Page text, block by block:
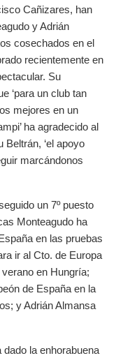
Cañizares, han
y Adrián
cosechados en el
recientemente en
Su
‘para un club tan
mejores en un
ha agradecido al
‘el apoyo
marcándonos
un 7º puesto
Monteagudo ha
en las pruebas
ir al Cto. de Europa
en Hungría;
de España en la
y Adrián Almansa
la enhorabuena